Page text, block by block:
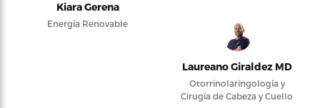
Kiara Gerena
Energía Renovable
Laureano Giraldez MD
Otorrinolaringología y
Cirugía de Cabeza y Cuello